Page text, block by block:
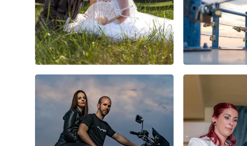
2 0 1